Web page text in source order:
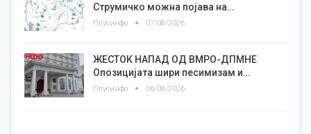
Струмичко можна појава на…
Плусинфо 07/08/2026
ЖЕСТОК НАПАД ОД ВМРО-ДПМНЕ
Опозицијата шири песимизам и…
Плусинфо 06/08/2026